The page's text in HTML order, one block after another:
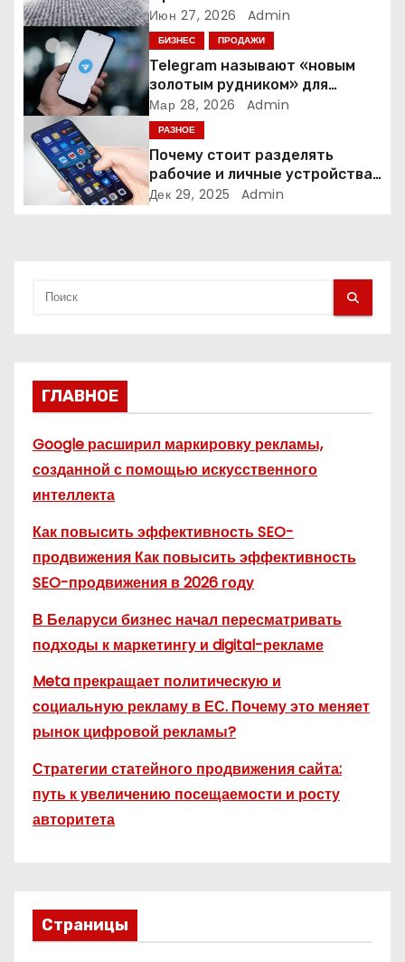
о
з
а
п
и
с
время и деньги на уборке
Июн 27, 2026 Admin
БИЗНЕС ПРОДАЖИ
Telegram называют «новым
золотым рудником» для
креаторов: как блогеры
создают онлайн-бизнес
Мар 28, 2026 Admin
РАЗНОЕ
Почему стоит разделять
рабочие и личные устройства
— и чем опасно всё смешивать
Дек 29, 2025 Admin
ГЛАВНОЕ
Google расширил маркировку рекламы,
созданной с помощью искусственного
интеллекта
Как повысить эффективность SEO-
продвижения Как повысить эффективность
SEO-продвижения в 2026 году
В Беларуси бизнес начал пересматривать
подходы к маркетингу и digital-рекламе
Meta прекращает политическую и
социальную рекламу в ЕС. Почему это меняет
рынок цифровой рекламы?
Стратегии статейного продвижения сайта:
путь к увеличению посещаемости и росту
авторитета
Страницы